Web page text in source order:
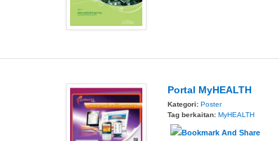
Portal MyHEALTH
Kategori:Poster
Tag berkaitan:MyHEALTH